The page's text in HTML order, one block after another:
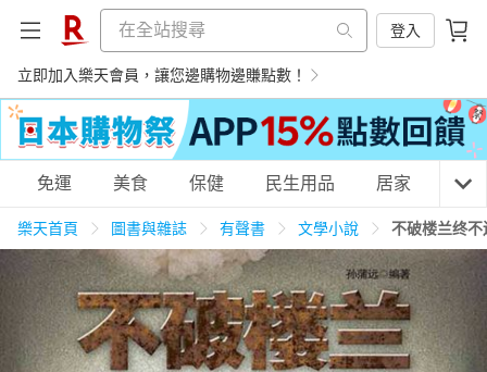
登入
立即加入樂天會員，讓您邊購物邊賺點數！
購物網分類
天天免運 美食蛋糕 養生保健 民生用品
免運 美食 保健 民生用品 居家 3C
樂天首頁 圖書與雜誌 有聲書 文學小說 不破楼兰终